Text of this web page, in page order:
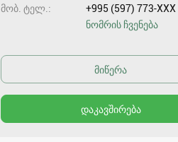
მობ. ტელ.
+995 (597) 773-XXX
ნომრის ჩვენება